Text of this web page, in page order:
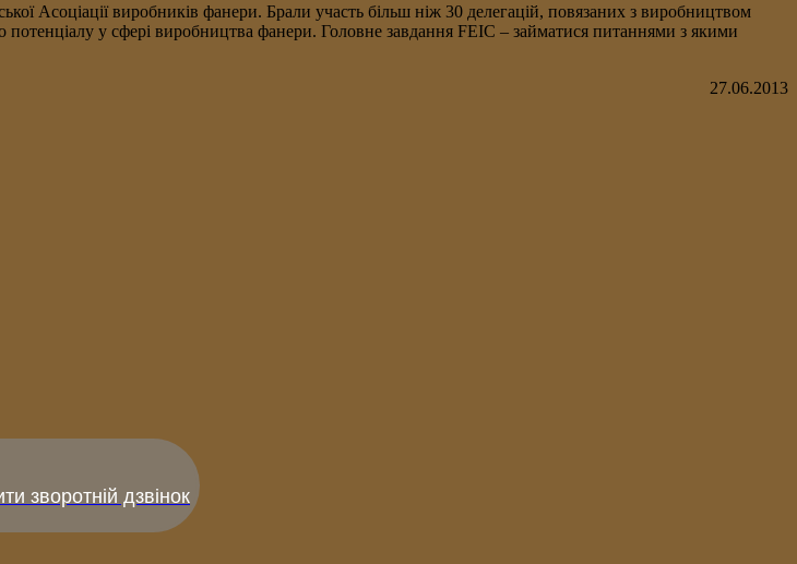
Асоціації виробників фанери. Брали участь більш ніж 30 делегацій, повязаних з виробництвом
потенціалу у сфері виробництва фанери. Головне завдання FEIC – займатися питаннями з якими
27.06.2013
зворотній дзвінок